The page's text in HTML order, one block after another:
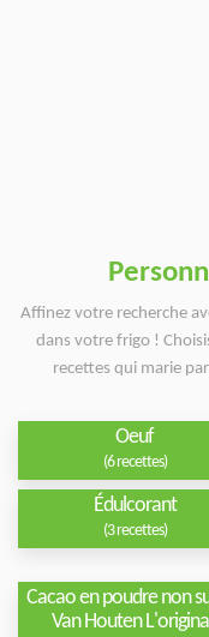
Affinez votre recherche
dans votre frigo !
recettes qui marie
Oeuf
(6 recettes)
Édulcorant
(3 recettes)
Cacao en poudre non
Van Houten